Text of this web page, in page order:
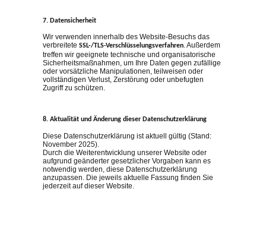
7. Datensicherheit
Wir verwenden innerhalb des Website-Besuchs das
verbreitete SSL-/TLS-Verschlüsselungsverfahren. Außerdem
treffen wir geeignete technische und organisatorische
Sicherheitsmaßnahmen, um Ihre Daten gegen zufällige
oder vorsätzliche Manipulationen, teilweisen oder
vollständigen Verlust, Zerstörung oder unbefugten
Zugriff zu schützen.
8. Aktualität und Änderung dieser Datenschutzerklärung
Diese Datenschutzerklärung ist aktuell gültig (Stand:
November 2025).
Durch die Weiterentwicklung unserer Website oder
aufgrund geänderter gesetzlicher Vorgaben kann es
notwendig werden, diese Datenschutzerklärung
anzupassen. Die jeweils aktuelle Fassung finden Sie
jederzeit auf dieser Website.